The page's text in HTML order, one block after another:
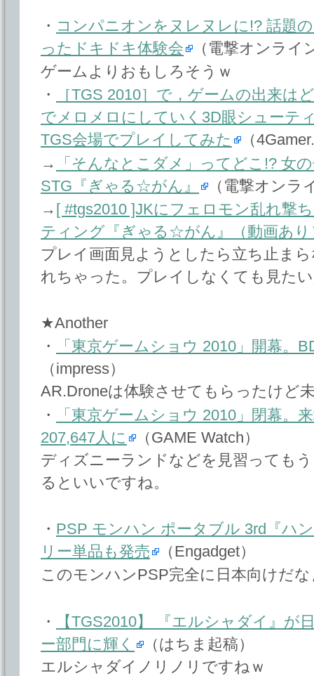
・ コンパニオンをヌレヌレに!? 話題
ったドキドキ体験会
（電撃オンライ
ゲームよりおもしろそうｗ
・
［TGS 2010］で，ゲームの出来は
でメロメロにしていく3D眼シューテ
TGS会場でプレイしてみた
（
→
「そんなとこダメ」ってどこ!? 女
STG『ぎゃる☆がん』
（電撃オンラ
→ [ #tgs2010 ]JKにフェロモン乱れ撃
ティング『ぎゃる☆がん』（動画あり
プレイ画面見ようとしたら立ち止ま
れちゃった。プレイしなくても見た
★Another
・
「東京ゲームショウ 2010」開幕。
（impress）
AR.Droneは体験させてもらったけど
・
「東京ゲームショウ 2010」閉幕。
207,647人に
（GAME Watch）
ディズニーランドなどを見習っても
るといいですね。
・ PSP モンハン ポータブル 3rd『ハ
リー単品も発売
（Engadget）
このモンハンPSP完全に日本向けだ
・
【TGS2010】 『エルシャダイ』が
ー部門に輝く
（はちま起稿）
エルシャダイノリノリですねｗ